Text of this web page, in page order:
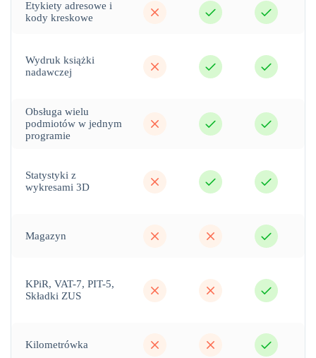
Etykiety adresowe i
kody kreskowe
tak tak
Wydruk książki
nadawczej
tak tak
Obsługa wielu
podmiotów w jednym
programie
tak tak
Statystyki z
wykresami 3D
tak tak
Magazyn
tak
KPiR, VAT-7, PIT-5,
Składki ZUS
tak
Kilometrówka
tak